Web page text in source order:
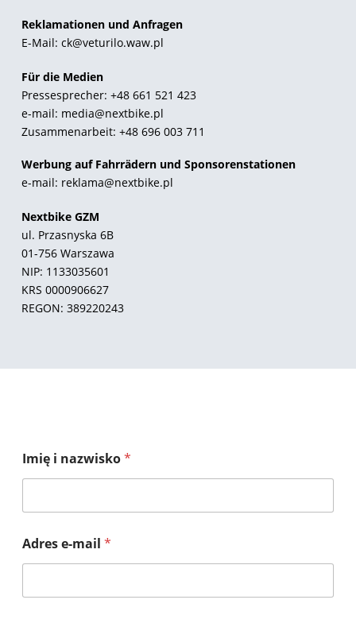
Reklamationen und Anfragen
E-Mail: ck@veturilo.waw.pl
Für die Medien
Pressesprecher: +48 661 521 423
e-mail: media@nextbike.pl
Zusammenarbeit: +48 696 003 711
Werbung auf Fahrrädern und Sponsorenstationen
e-mail: reklama@nextbike.pl
Nextbike GZM
ul. Przasnyska 6B
01-756 Warszawa
NIP: 1133035601
KRS 0000906627
REGON: 389220243
Imię i nazwisko*
Adres e-mail *